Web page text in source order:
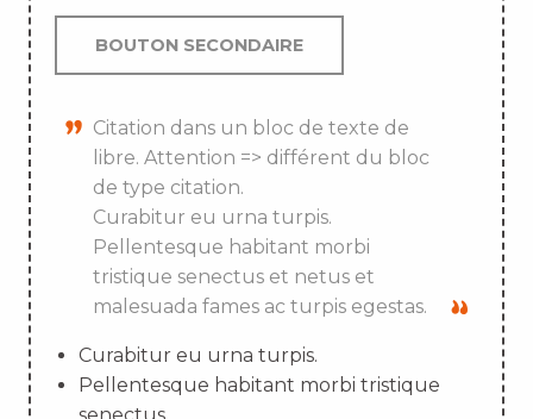
BOUTON SECONDAIRE
Citation dans un bloc de texte de
libre. Attention => différent du bloc
de type citation.
Curabitur eu urna turpis.
Pellentesque habitant morbi
tristique senectus et netus et
malesuada fames ac turpis egestas.
Curabitur eu urna turpis.
Pellentesque habitant morbi tristique